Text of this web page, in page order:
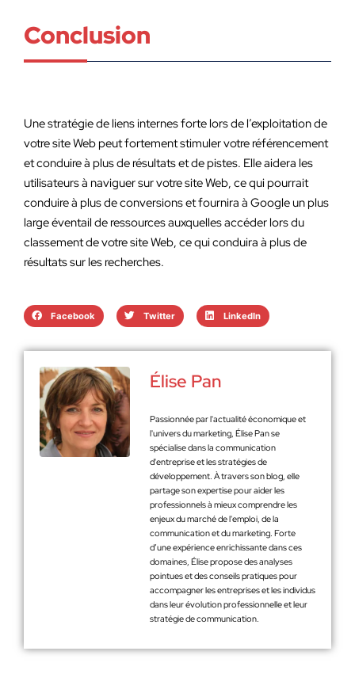
Conclusion
Une stratégie de liens internes forte lors de l’exploitation de
votre site Web peut fortement stimuler votre référencement
et conduire à plus de résultats et de pistes. Elle aidera les
utilisateurs à naviguer sur votre site Web, ce qui pourrait
conduire à plus de conversions et fournira à Google un plus
large éventail de ressources auxquelles accéder lors du
classement de votre site Web, ce qui conduira à plus de
résultats sur les recherches.
Facebook Twitter LinkedIn
Élise Pan
Passionnée par l'actualité économique et
l'univers du marketing, Élise Pan se
spécialise dans la communication
d'entreprise et les stratégies de
développement. À travers son blog, elle
partage son expertise pour aider les
professionnels à mieux comprendre les
enjeux du marché de l'emploi, de la
communication et du marketing. Forte
d’une expérience enrichissante dans ces
domaines, Élise propose des analyses
pointues et des conseils pratiques pour
accompagner les entreprises et les individus
dans leur évolution professionnelle et leur
stratégie de communication.